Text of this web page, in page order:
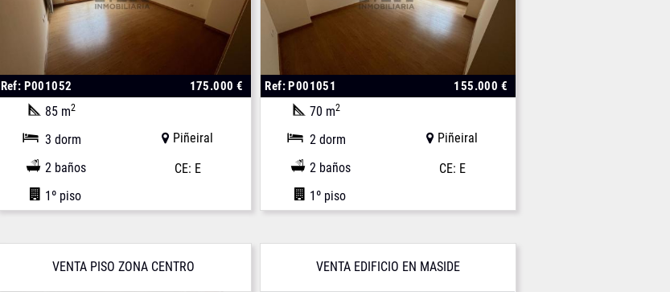
Ref: P001052 175.000 €
85 m2
3 dorm
2 baños
1º piso
Piñeiral
CE: E
Ref: P001051 155.000 €
70 m2
2 dorm
2 baños
1º piso
Piñeiral
CE: E
VENTA PISO ZONA CENTRO VENTA EDIFICIO EN MASIDE